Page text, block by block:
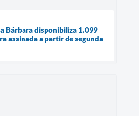
Bárbara disponibiliza 1.099
assinada a partir de segunda